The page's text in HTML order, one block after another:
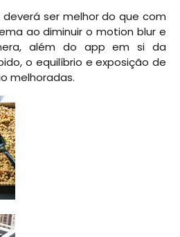
ser melhor do que com
ao diminuir o motion blur e
além do app em si da
o equilíbrio e exposição de
melhoradas.